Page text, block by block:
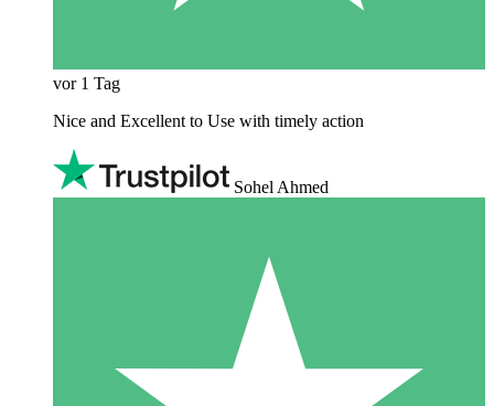
vor 1 Tag
Nice and Excellent to Use with timely action
Sohel Ahmed